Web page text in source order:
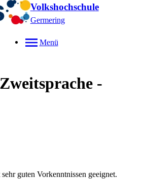
Volkshochschule
Germering
Menü
-
guten Vorkenntnissen geeignet.